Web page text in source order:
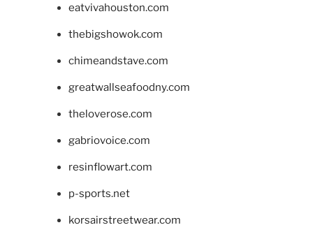
eatvivahouston.com
thebigshowok.com
chimeandstave.com
greatwallseafoodny.com
theloverose.com
gabriovoice.com
resinflowart.com
p-sports.net
korsairstreetwear.com